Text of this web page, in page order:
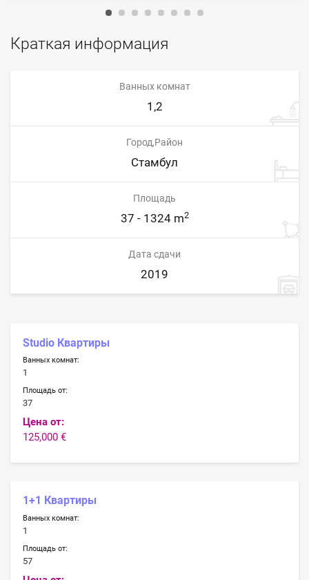
Краткая информация
Ванных комнат
1,2
Город,Район
Стамбул
Площадь
37 - 1324 m2
Дата сдачи
2019
Studio Квартиры
Ванных комнат:
1
Площадь от:
37
Цена от:
125,000 €
1+1 Квартиры
Ванных комнат:
1
Площадь от:
57